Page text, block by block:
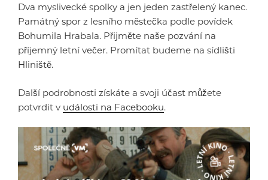
Dva myslivecké spolky a jen jeden zastřelený kanec.
Památný spor z lesního městečka podle povídek
Bohumila Hrabala. Přijměte naše pozvání na
příjemný letní večer. Promítat budeme na sídlišti
Hliniště.
Další podrobnosti získáte a svoji účast můžete
potvrdit v události na Facebooku.